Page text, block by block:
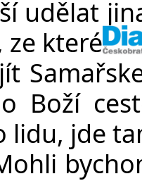
udělat
které
Boží
lidu, jde